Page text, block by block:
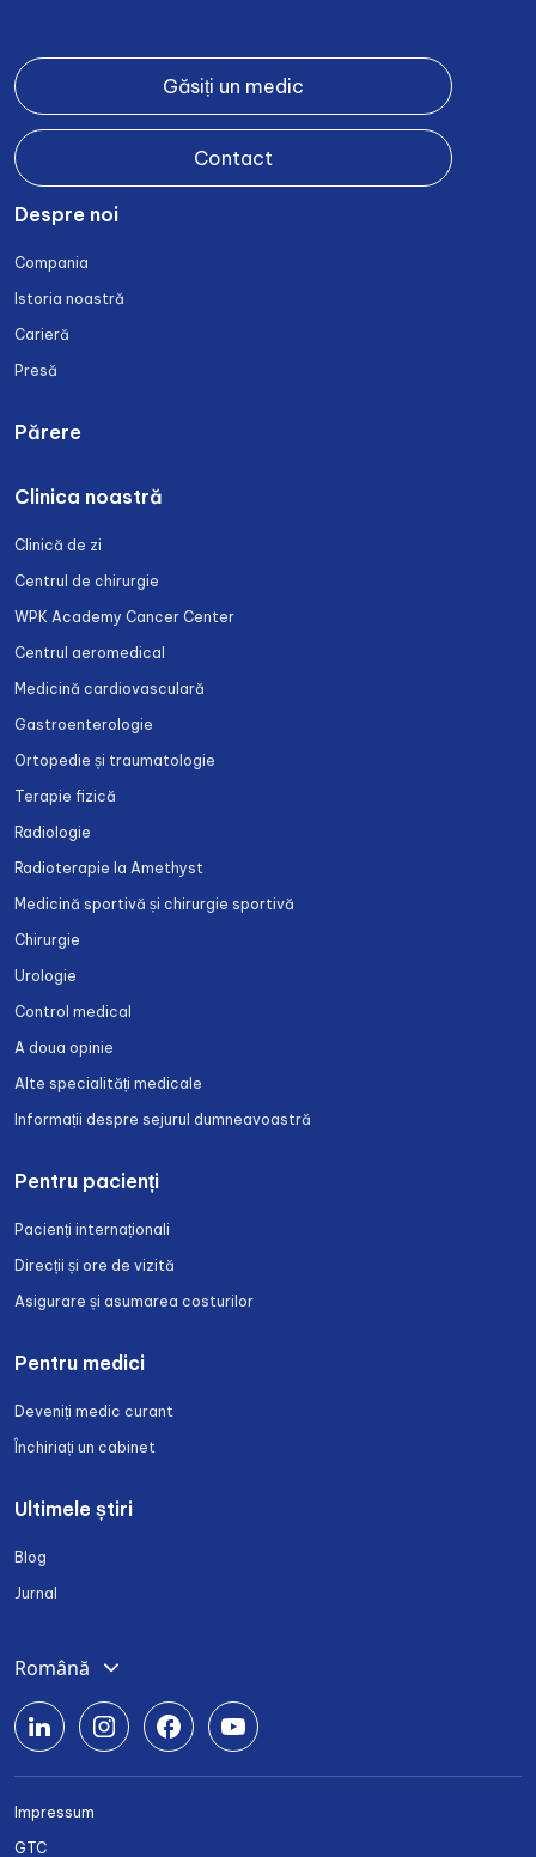
Găsiți un medic
Contact
Despre noi
Compania
Istoria noastră
Carieră
Presă
Părere
Clinica noastră
Clinică de zi
Centrul de chirurgie
WPK Academy Cancer Center
Centrul aeromedical
Medicină cardiovasculară
Gastroenterologie
Ortopedie și traumatologie
Terapie fizică
Radiologie
Radioterapie la Amethyst
Medicină sportivă și chirurgie sportivă
Chirurgie
Urologie
Control medical
A doua opinie
Alte specialități medicale
Informații despre sejurul dumneavoastră
Pentru pacienți
Pacienți internaționali
Direcții și ore de vizită
Asigurare și asumarea costurilor
Pentru medici
Deveniți medic curant
Închiriați un cabinet
Ultimele știri
Blog
Jurnal
Română
Deutsch
English
Български
Impressum
GTC